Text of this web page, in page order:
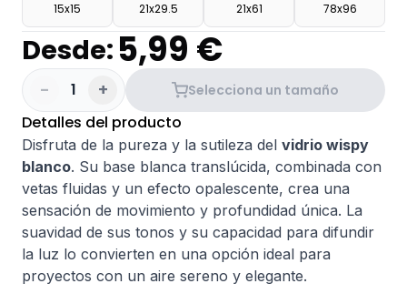
15x15 21x29.5 21x61 78x96
Desde: 5,99 €
- 1 + Selecciona un tamaño
Detalles del producto
Disfruta de la pureza y la sutileza del vidrio wispy
blanco. Su base blanca translúcida, combinada con
vetas fluidas y un efecto opalescente, crea una
sensación de movimiento y profundidad única. La
suavidad de sus tonos y su capacidad para difundir
la luz lo convierten en una opción ideal para
proyectos con un aire sereno y elegante.